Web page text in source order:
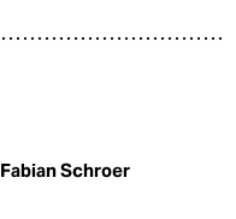
Fabian Schroer